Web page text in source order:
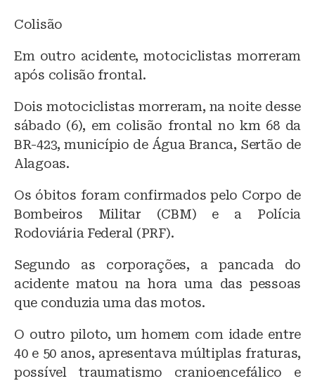
Colisão
Em outro acidente, motociclistas morreram
após colisão frontal.
Dois motociclistas morreram, na noite desse
sábado (6), em colisão frontal no km 68 da
BR-423, município de Água Branca, Sertão de
Alagoas.
Os óbitos foram confirmados pelo Corpo de
Bombeiros Militar (CBM) e a Polícia
Rodoviária Federal (PRF).
Segundo as corporações, a pancada do
acidente matou na hora uma das pessoas
que conduzia uma das motos.
O outro piloto, um homem com idade entre
40 e 50 anos, apresentava múltiplas fraturas,
possível traumatismo cranioencefálico e